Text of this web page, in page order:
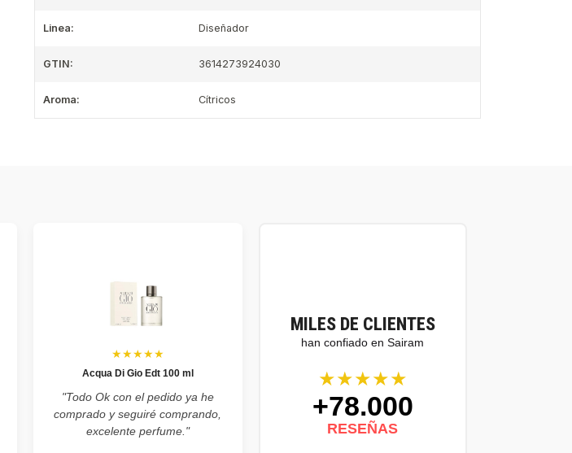
Linea: Diseñador
GTIN: 3614273924030
Aroma: Cítricos
MILES DE CLIENTES
han confiado en Sairam
★★★★★
+78.000
RESEÑAS
★★★★★
Acqua Di Gio Edt 100 ml
"Todo Ok con el pedido ya he
comprado y seguiré comprando,
excelente perfume."